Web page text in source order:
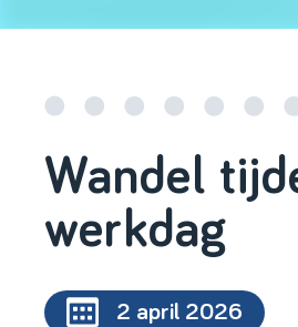
Wandel
werkdag
2 april 2026